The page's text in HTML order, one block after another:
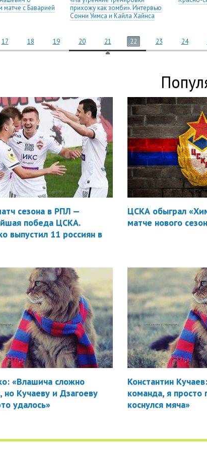
с Баварией
прихожу как зомби». Интервью
Сонни Уимса и Кайла Хайнса
17 18 19 20 21 22 23 24
сезона в РПЛ —
победа ЦСКА.
выпустил 11 россиян в
ЦСКА обыграл
матче нового
«Влашича сложно
но Кучаеву и Дзагоеву
удалось»
Константин
команда, я просто
коснулся мяча»